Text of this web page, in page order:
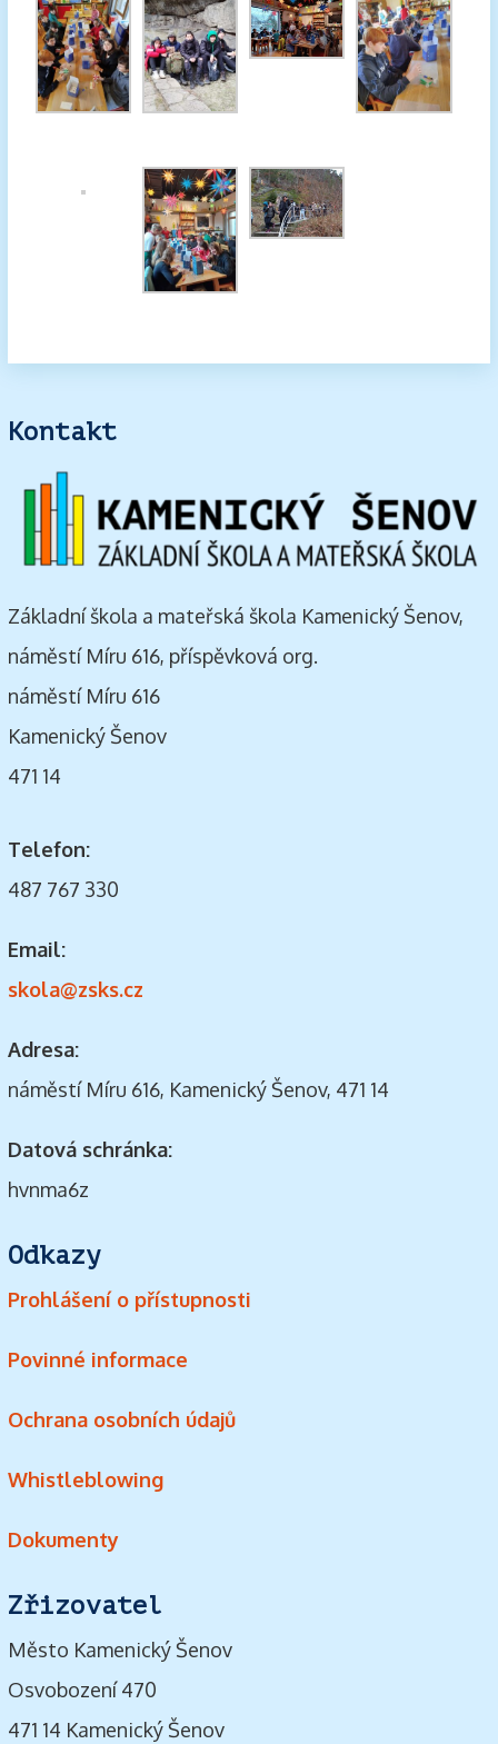
Kontakt
Základní škola a mateřská škola Kamenický Šenov,
náměstí Míru 616, příspěvková org.
náměstí Míru 616
Kamenický Šenov
471 14
Telefon:
487 767 330
Email:
skola@zsks.cz
Adresa:
náměstí Míru 616, Kamenický Šenov, 471 14
Datová schránka:
hvnma6z
Odkazy
Prohlášení o přístupnosti
Povinné informace
Ochrana osobních údajů
Whistleblowing
Dokumenty
Zřizovatel
Město Kamenický Šenov
Osvobození 470
471 14 Kamenický Šenov